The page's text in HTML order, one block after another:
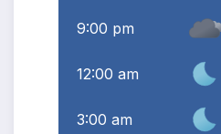
9:00 pm
12:00 am
3:00 am